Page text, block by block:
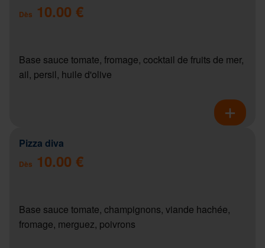
Dès 10.00 €
Base sauce tomate, fromage, cocktail de fruits de mer,
ail, persil, huile d'olive
Pizza diva
Dès 10.00 €
Base sauce tomate, champignons, viande hachée,
fromage, merguez, poivrons